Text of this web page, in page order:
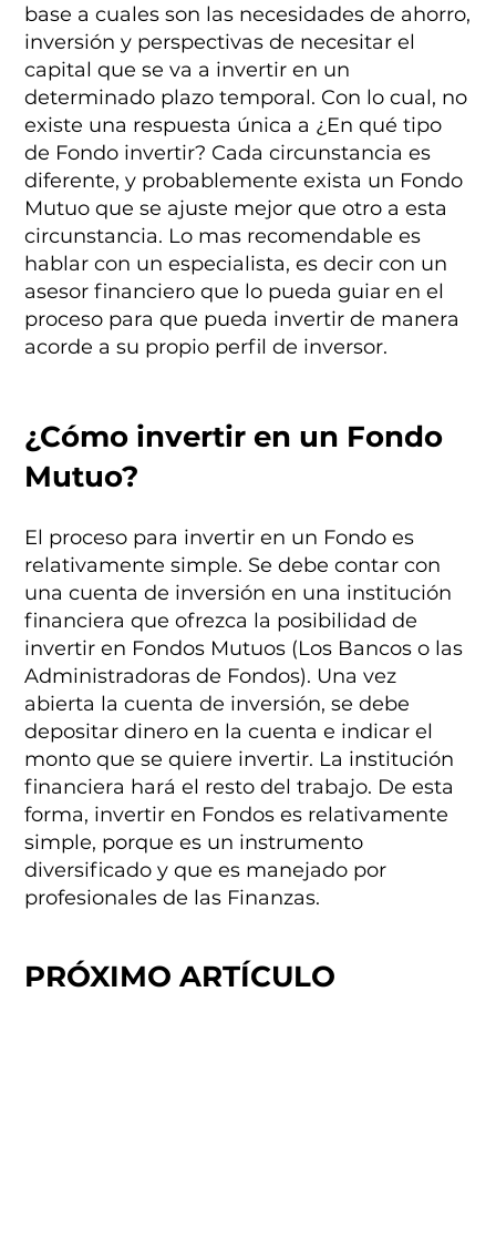
PRÓXIMO ARTÍCULO
base a cuales son las necesidades de ahorro,
inversión y perspectivas de necesitar el
capital que se va a invertir en un
determinado plazo temporal. Con lo cual, no
existe una respuesta única a ¿En qué tipo
de Fondo invertir? Cada circunstancia es
diferente, y probablemente exista un Fondo
Mutuo que se ajuste mejor que otro a esta
circunstancia. Lo mas recomendable es
hablar con un especialista, es decir con un
asesor financiero que lo pueda guiar en el
proceso para que pueda invertir de manera
acorde a su propio perfil de inversor.
¿Cómo invertir en un Fondo
Mutuo?
El proceso para invertir en un Fondo es
relativamente simple. Se debe contar con
una cuenta de inversión en una institución
financiera que ofrezca la posibilidad de
invertir en Fondos Mutuos (Los Bancos o las
Administradoras de Fondos). Una vez
abierta la cuenta de inversión, se debe
depositar dinero en la cuenta e indicar el
monto que se quiere invertir. La institución
financiera hará el resto del trabajo. De esta
forma, invertir en Fondos es relativamente
simple, porque es un instrumento
diversificado y que es manejado por
profesionales de las Finanzas.